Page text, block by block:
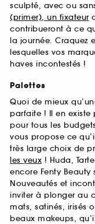
sculpté, avec ou
(primer), un fixateur
contribueront à ce
la journée. Craquez
lesquelles vos
haves incontestés !
Palettes
Quoi de mieux
parfaite ! Il en existe
pour tous les
vous propose ce
très large choix de
les yeux ! Huda,
encore Fenty
Nouveautés et
inviter à plonger au
mats, satinés, irisés
beaux makeups,